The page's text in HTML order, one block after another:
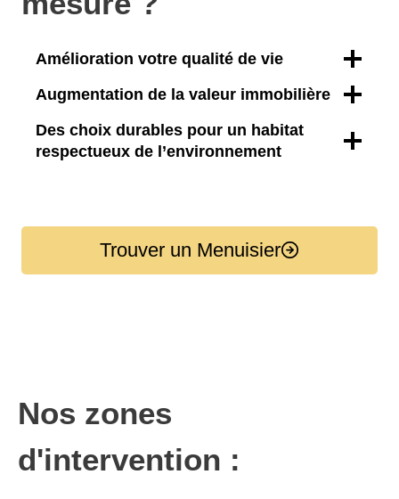
Amélioration votre qualité de vie
Augmentation de la valeur immobilière
Des choix durables pour un habitat
respectueux de l’environnement
Trouver un Menuisier
Nos zones
d'intervention :